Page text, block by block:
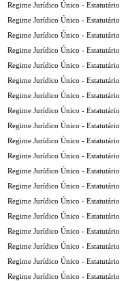
Regime Jurídico Único - Estatutário
Regime Jurídico Único - Estatutário
Regime Jurídico Único - Estatutário
Regime Jurídico Único - Estatutário
Regime Jurídico Único - Estatutário
Regime Jurídico Único - Estatutário
Regime Jurídico Único - Estatutário
Regime Jurídico Único - Estatutário
Regime Jurídico Único - Estatutário
Regime Jurídico Único - Estatutário
Regime Jurídico Único - Estatutário
Regime Jurídico Único - Estatutário
Regime Jurídico Único - Estatutário
Regime Jurídico Único - Estatutário
Regime Jurídico Único - Estatutário
Regime Jurídico Único - Estatutário
Regime Jurídico Único - Estatutário
Regime Jurídico Único - Estatutário
Regime Jurídico Único - Estatutário